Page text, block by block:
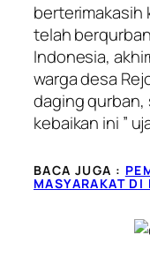
berterimakasih
telah
Indonesia,
warga desa
daging qurban,
kebaikan ini ”
BACA JUGA :
MASYARAKAT DI